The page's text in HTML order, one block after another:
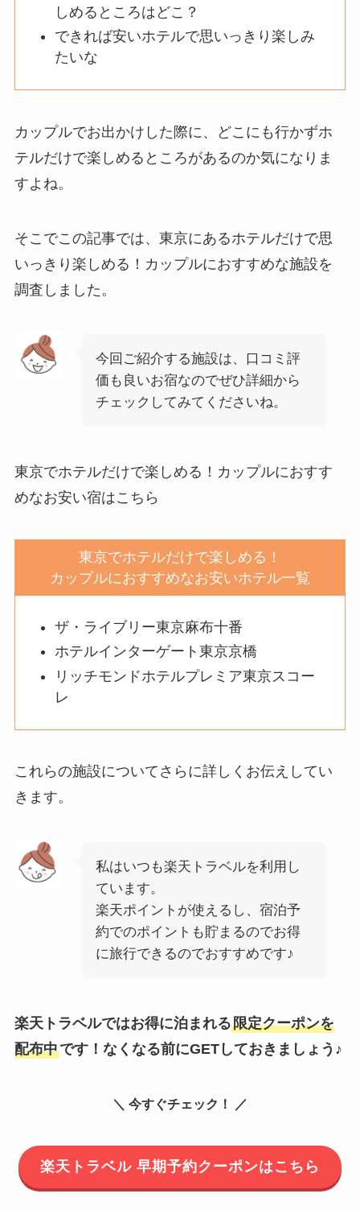
しめるところはどこ？
できれば安いホテルで思いっきり楽しみ
たいな
カップルでお出かけした際に、どこにも行かずホ
テルだけで楽しめるところがあるのか気になりま
すよね。
そこでこの記事では、東京にあるホテルだけで思
いっきり楽しめる！カップルにおすすめな施設を
調査しました。
今回ご紹介する施設は、口コミ評
価も良いお宿なのでぜひ詳細から
チェックしてみてくださいね。
東京でホテルだけで楽しめる！カップルにおすす
めなお安い宿はこちら
東京でホテルだけで楽しめる！
カップルにおすすめなお安いホテル一覧
ザ・ライブリー東京麻布十番
ホテルインターゲート東京京橋
リッチモンドホテルプレミア東京スコー
レ
これらの施設についてさらに詳しくお伝えしてい
きます。
私はいつも楽天トラベルを利用し
ています。
楽天ポイントが使えるし、宿泊予
約でのポイントも貯まるのでお得
に旅行できるのでおすすめです♪
楽天トラベルではお得に泊まれる限定クーポンを
配布中です！なくなる前にGETしておきましょう♪
＼ 今すぐチェック！ ／
楽天トラベル 早期予約クーポンはこちら